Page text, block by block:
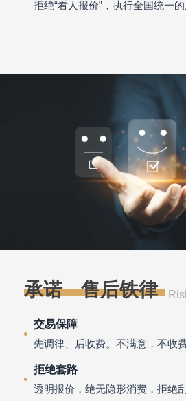
拒绝“看人报价”，执行全国统一的
承诺·售后铁律
交易保障
先调律、后收费。不满意，不收
拒绝套路
透明报价，绝无隐形消费，拒绝乱